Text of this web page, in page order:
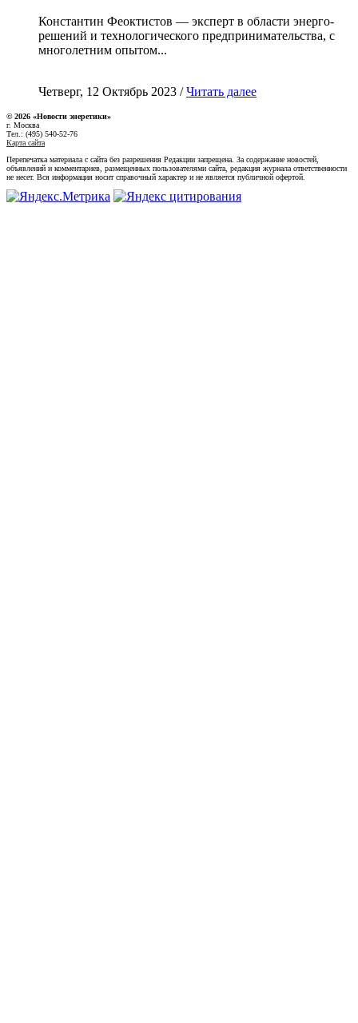
Константин Феоктистов — эксперт в области энерго-
решений и технологического предпринимательства, с
многолетним опытом...
Четверг, 12 Октябрь 2023 /Читать далее
© 2026 «Новости энеретики»
г. Москва
Тел.: (495) 540-52-76
Карта сайта
Перепечатка материала с сайта без разрешения Редакции запрещена. За содержание новостей,
объявлений и комментариев, размещенных пользователями сайта, редакция журнала ответственности
не несет. Вся информация носит справочный характер и не является публичной офертой.